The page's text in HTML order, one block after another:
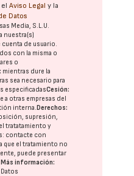
elAviso Legal y la
Datos
Media, S.L.U.
nuestra(s)
de usuario.
con la misma o
o
mientras dure la
sea necesario para
especificadasCesión:
a otras empresas del
interna.Derechos:
supresión,
tratatamiento y
contacte con
que el tratamiento no
puede presentar
.Más información: